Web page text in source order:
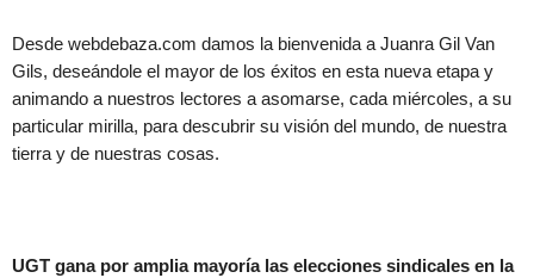
Desde webdebaza.com damos la bienvenida a Juanra Gil Van
Gils, deseándole el mayor de los éxitos en esta nueva etapa y
animando a nuestros lectores a asomarse, cada miércoles, a su
particular mirilla, para descubrir su visión del mundo, de nuestra
tierra y de nuestras cosas.
UGT gana por amplia mayoría las elecciones sindicales en la